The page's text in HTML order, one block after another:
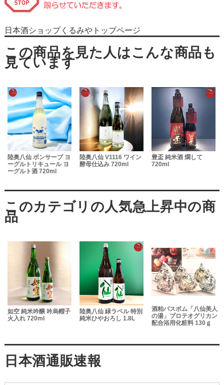
日本酒ショップくるみやトップページ
陸奥八仙 ボンサーブ ヨ
ーグルトリキュール ヨ
ーグルト酒 720ml
陸奥八仙 V1116 ワイン
酵母仕込み 720ml
豊盃 純米酒 燗して
720ml
如空 純米吟醸 吟烏帽子
火入れ 720ml
陸奥八仙 緑ラベル 特別
純米ひやおろし 1.8L
酒粕バスボム「八仙美人
の湯」プロテオグリカン
配合浴用化粧料 130ｇ